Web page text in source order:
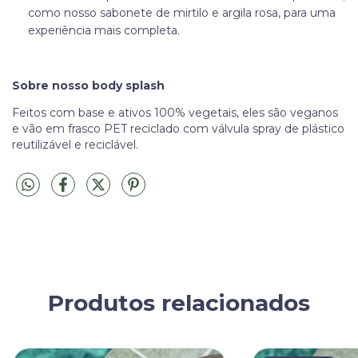
como nosso sabonete de mirtilo e argila rosa, para uma
experiência mais completa.
Sobre nosso body splash
Feitos com base e ativos 100% vegetais, eles são veganos
e vão em frasco PET reciclado com válvula spray de plástico
reutilizável e reciclável.
Produtos relacionados